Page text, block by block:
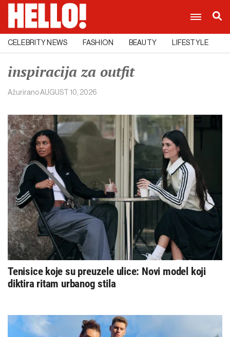
CELEBRITY NEWS FASHION BEAUTY LIFESTYLE
inspiracija za outfit
AžuriranoAUGUST 10, 2026
Tenisice koje su preuzele ulice: Novi model koji
diktira ritam urbanog stila